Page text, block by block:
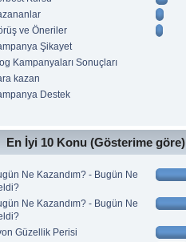
ve Öneriler
Şikayet
Kampanyaları Sonuçları
kazan
Destek
En İyi 10 Konu (Gösterime göre)
Ne Kazandım? - Bugün Ne
Ne Kazandım? - Bugün Ne
Güzellik Perisi